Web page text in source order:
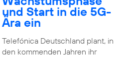
und Start in die 5G-
Ära ein
Telefónica Deutschland plant, in
den kommenden Jahren ihr